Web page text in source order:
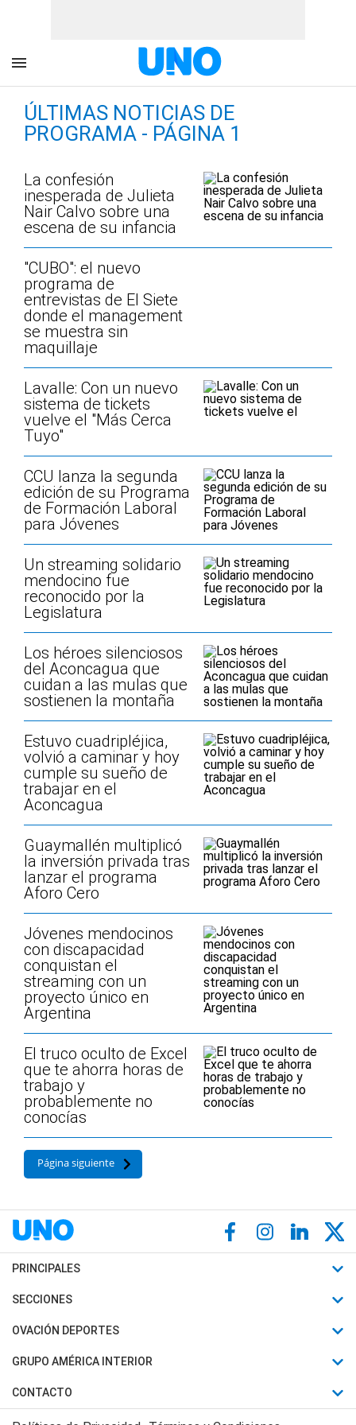
ÚLTIMAS NOTICIAS DE
PROGRAMA - PÁGINA 1
La confesión
inesperada de Julieta
Nair Calvo sobre una
escena de su infancia
"CUBO": el nuevo
programa de
entrevistas de El Siete
donde el management
se muestra sin
maquillaje
Lavalle: Con un nuevo
sistema de tickets
vuelve el "Más Cerca
Tuyo"
CCU lanza la segunda
edición de su Programa
de Formación Laboral
para Jóvenes
Un streaming solidario
mendocino fue
reconocido por la
Legislatura
Los héroes silenciosos
del Aconcagua que
cuidan a las mulas que
sostienen la montaña
Estuvo cuadripléjica,
volvió a caminar y hoy
cumple su sueño de
trabajar en el
Aconcagua
Guaymallén multiplicó
la inversión privada tras
lanzar el programa
Aforo Cero
Jóvenes mendocinos
con discapacidad
conquistan el
streaming con un
proyecto único en
Argentina
El truco oculto de Excel
que te ahorra horas de
trabajo y
probablemente no
conocías
Página siguiente
PRINCIPALES
Últimas Noticias
Política
Judiciales
SECCIONES
Horóscopo
Motores
Trucos caseros
OVACIÓN DEPORTES
Fútbol
Mundial
Automovilismo
GRUPO AMÉRICA INTERIOR
Canal 7 en Vivo
CONTACTO